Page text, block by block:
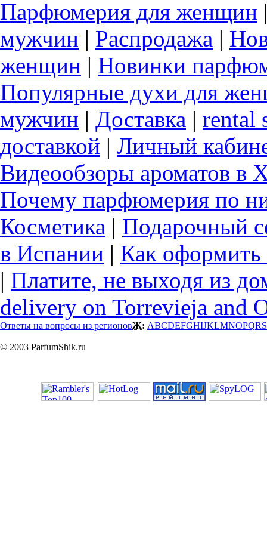
Парфюмерия для женщин
мужчин | Распродажа |
женщин | Новинки
Популярные духи для
мужчин | Доставка | rental
доставкой | Личный
Видеообзоры ароматов в
Почему парфюмерия по
Косметика | Подарочный
в Испании | Как оформить
| Платите, не выходя из
delivery on Torrevieja and
Ответы на вопросы из регионовЖ: ABCDEFGHIJKLMNOPQRS
© 2003 ParfumShik.ru